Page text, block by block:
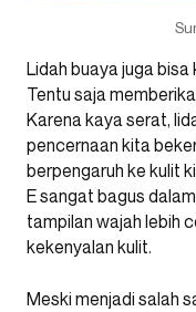
Lidah buaya juga
Tentu saja
Karena kaya serat,
pencernaan kita
berpengaruh ke kulit
E sangat bagus dalam
tampilan wajah lebih
kekenyalan kulit.
Meski menjadi salah